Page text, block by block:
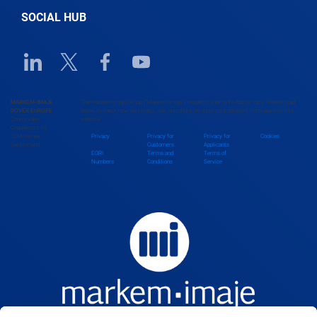
Bolivia
SOCIAL HUB
Linkedin URL link
Twitter URL linkFacebook URL link
Youtube URL link
MARKEM-IMAJE
DOVER EUROPE
Chemin des
Coquelicots 16
1214 Vernier
Switzerland
The Markem-Imaje Group (“Markem-Imaje”) respects your individual privacy. Please read
below to check how we collect, use, and share personal data obtained from users on this
website.
Privacy
Privacy for
Customers
Privacy for
Applicants
Cookies
EORI
Numbers
Terms and
Conditions
Terms of
Service